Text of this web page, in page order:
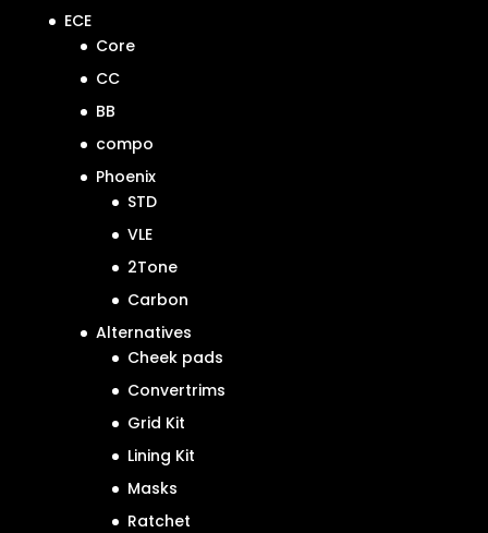
ECE
Core
CC
BB
compo
Phoenix
STD
VLE
2Tone
Carbon
Alternatives
Cheek pads
Convertrims
Grid Kit
Lining Kit
Masks
Ratchet